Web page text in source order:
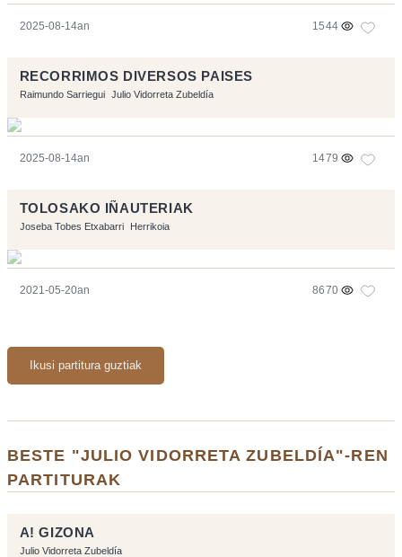
2025-08-14an 1544
RECORRIMOS DIVERSOS PAISES
Raimundo Sarriegui Julio Vidorreta Zubeldía
2025-08-14an 1479
TOLOSAKO IÑAUTERIAK
Joseba Tobes Etxabarri Herrikoia
2021-05-20an 8670
Ikusi partitura guztiak
BESTE "JULIO VIDORRETA ZUBELDÍA"-REN
PARTITURAK
A! GIZONA
Julio Vidorreta Zubeldía